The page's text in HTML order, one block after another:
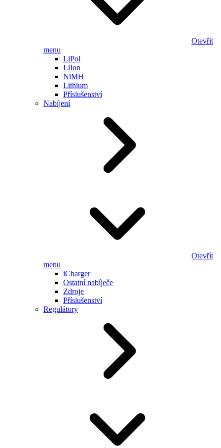
Otevřít
menu
LiPol
LiIon
NiMH
Lithium
Příslušenství
Nabíjení
Otevřít
menu
iCharger
Ostatní nabíječe
Zdroje
Příslušenství
Regulátory